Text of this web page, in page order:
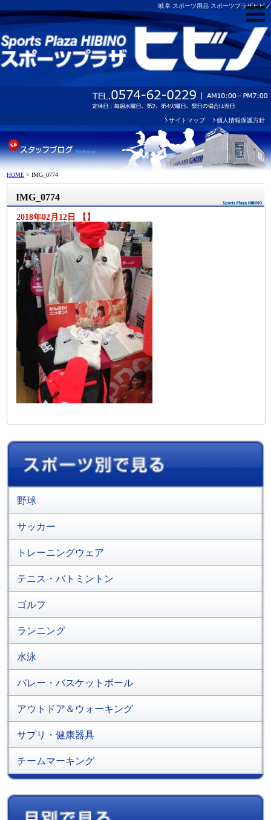
岐阜 スポーツ用品 スポーツプラザヒビノ
サイトマップ 個人情報保護方針
HOME >IMG_0774
IMG_0774
2018年02月12日 【】
野球
サッカー
トレーニングウェア
テニス・バトミントン
ゴルフ
ランニング
水泳
バレー・バスケットボール
アウトドア＆ウォーキング
サプリ・健康器具
チームマーキング